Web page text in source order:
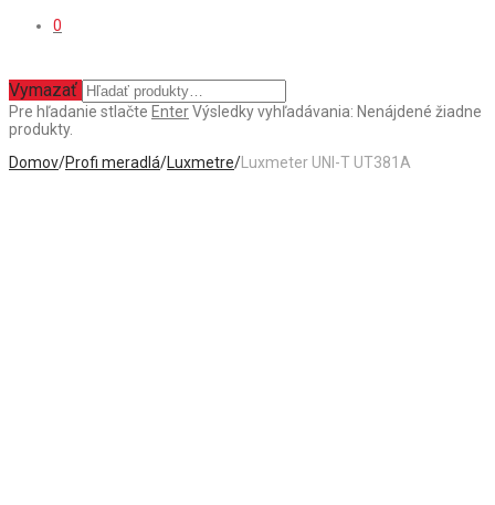
0
Vymazať
Pre hľadanie stlačte EnterVýsledky vyhľadávania: Nenájdené žiadne
produkty.
Domov/Profi meradlá/Luxmetre/ Luxmeter UNI-T UT381A